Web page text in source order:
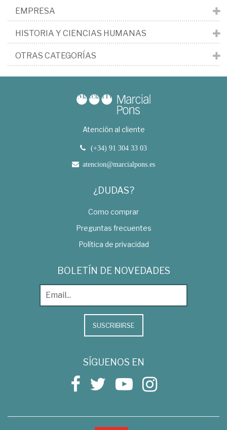
EMPRESA
HISTORIA Y CIENCIAS HUMANAS
OTRAS CATEGORÍAS
Atención al cliente
(+34) 91 304 33 03
atencion@marcialpons.es
¿DUDAS?
Como comprar
Preguntas frecuentes
Política de privacidad
BOLETÍN DE NOVEDADES
SUSCRIBIRSE
SÍGUENOS EN